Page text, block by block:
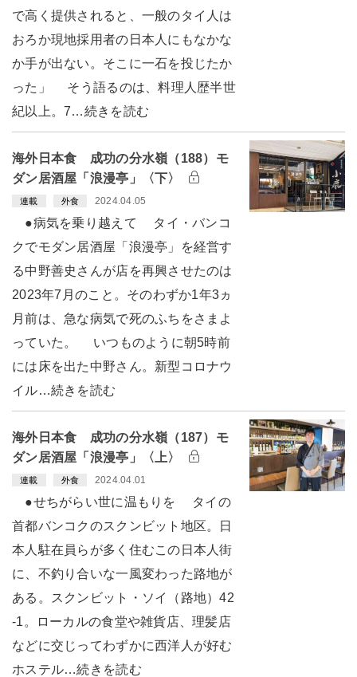
で高く提供されると、一般のタイ人は
おろか現地採用者の日本人にもなかな
か手が出ない。そこに一石を投じたか
った」 そう語るのは、料理人歴半世
紀以上。7…続きを読む
海外日本食 成功の分水嶺（188）モ
ダン居酒屋「浪漫亭」〈下〉
連載 外食 2024.04.05
●病気を乗り越えて タイ・バンコ
クでモダン居酒屋「浪漫亭」を経営す
る中野善史さんが店を再興させたのは
2023年7月のこと。そのわずか1年3ヵ
月前は、急な病気で死のふちをさまよ
っていた。 いつものように朝5時前
には床を出た中野さん。新型コロナウ
イル…続きを読む
海外日本食 成功の分水嶺（187）モ
ダン居酒屋「浪漫亭」〈上〉
連載 外食 2024.04.01
●せちがらい世に温もりを タイの
首都バンコクのスクンビット地区。日
本人駐在員らが多く住むこの日本人街
に、不釣り合いな一風変わった路地が
ある。スクンビット・ソイ（路地）42
-1。ローカルの食堂や雑貨店、理髪店
などに交じってわずかに西洋人が好む
ホステル…続きを読む